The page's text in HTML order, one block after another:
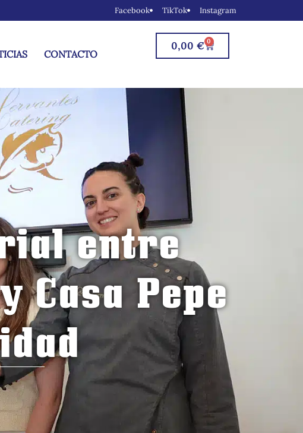
Facebook TikTok Instagram
CONTACTO
0,00 € 0
entre
Casa Pepe